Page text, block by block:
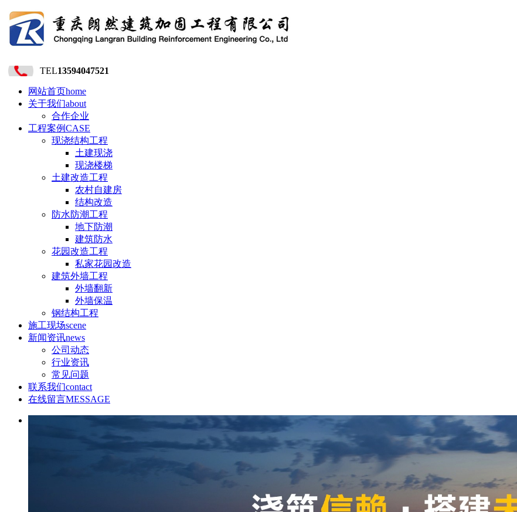
TEL13594047521
网站首页home
关于我们about
合作企业
工程案例CASE
现浇结构工程
土建现浇
现浇楼梯
土建改造工程
农村自建房
结构改造
防水防潮工程
地下防潮
建筑防水
花园改造工程
私家花园改造
建筑外墙工程
外墙翻新
外墙保温
钢结构工程
施工现场scene
新闻资讯news
公司动态
行业资讯
常见问题
联系我们contact
在线留言MESSAGE